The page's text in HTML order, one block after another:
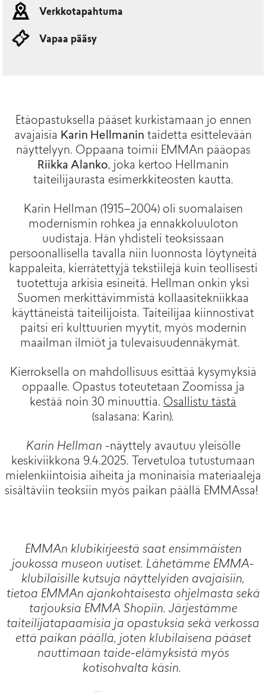
Verkkotapahtuma
Vapaa pääsy
Etäopastuksella pääset kurkistamaan jo ennen
avajaisia Karin Hellmanin taidetta esittelevään
näyttelyyn. Oppaana toimii EMMAn pääopas
Riikka Alanko, joka kertoo Hellmanin
taiteilijaurasta esimerkkiteosten kautta.
Karin Hellman (1915–2004) oli suomalaisen
modernismin rohkea ja ennakkoluuloton
uudistaja. Hän yhdisteli teoksissaan
persoonallisella tavalla niin luonnosta löytyneitä
kappaleita, kierrätettyjä tekstiilejä kuin teollisesti
tuotettuja arkisia esineitä. Hellman onkin yksi
Suomen merkittävimmistä kollaasitekniikkaa
käyttäneistä taiteilijoista. Taiteilijaa kiinnostivat
paitsi eri kulttuurien myytit, myös modernin
maailman ilmiöt ja tulevaisuudennäkymät.
Kierroksella on mahdollisuus esittää kysymyksiä
oppaalle. Opastus toteutetaan Zoomissa ja
kestää noin 30 minuuttia. Osallistu tästä
(salasana: Karin).
Karin Hellman -näyttely avautuu yleisölle
keskiviikkona 9.4.2025. Tervetuloa tutustumaan
mielenkiintoisia aiheita ja moninaisia materiaaleja
sisältäviin teoksiin myös paikan päällä EMMAssa!
EMMAn klubikirjeestä saat ensimmäisten
joukossa museon uutiset. Lähetämme EMMA-
klubilaisille kutsuja näyttelyiden avajaisiin,
tietoa EMMAn ajankohtaisesta ohjelmasta sekä
tarjouksia EMMA Shopiin. Järjestämme
taiteilijatapaamisia ja opastuksia sekä verkossa
että paikan päällä, joten klubilaisena pääset
nauttimaan taide-elämyksistä myös
kotisohvalta käsin.